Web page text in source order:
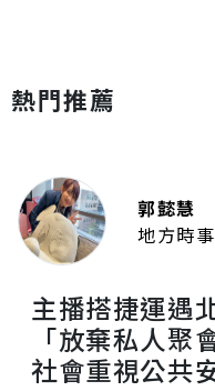
熱門推薦
郭懿慧
地方時事
主播搭捷運遇
「放棄私人
社會重視公共